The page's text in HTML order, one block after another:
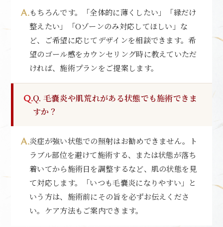
もちろんです。「全体的に薄くしたい」「縁だけ
整えたい」「Oゾーンのみ対応してほしい」な
ど、ご希望に応じてデザインを相談できます。希
望のゴール感をカウンセリング時に教えていただ
ければ、施術プランをご提案します。
Q. 毛嚢炎や肌荒れがある状態でも施術できま
すか？
炎症が強い状態での照射はお勧めできません。ト
ラブル部位を避けて施術する、または状態が落ち
着いてから施術日を調整するなど、肌の状態を見
て対応します。「いつも毛嚢炎になりやすい」と
いう方は、施術前にその旨を必ずお伝えくださ
い。ケア方法もご案内できます。